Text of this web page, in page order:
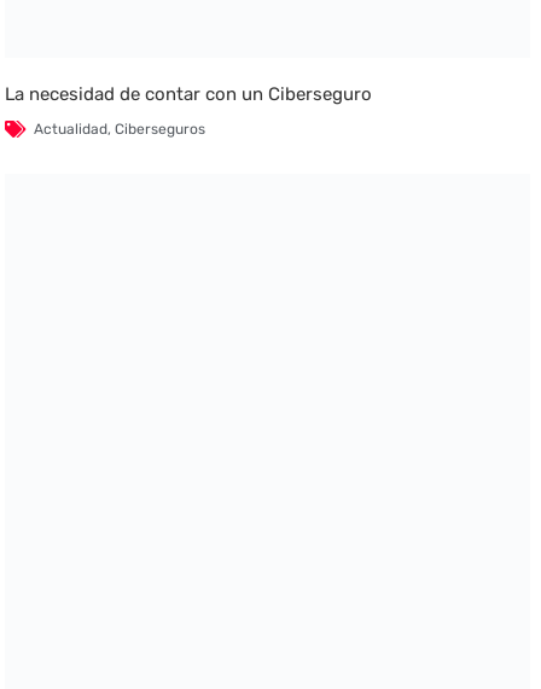
La necesidad de contar con un Ciberseguro
Actualidad,Ciberseguros